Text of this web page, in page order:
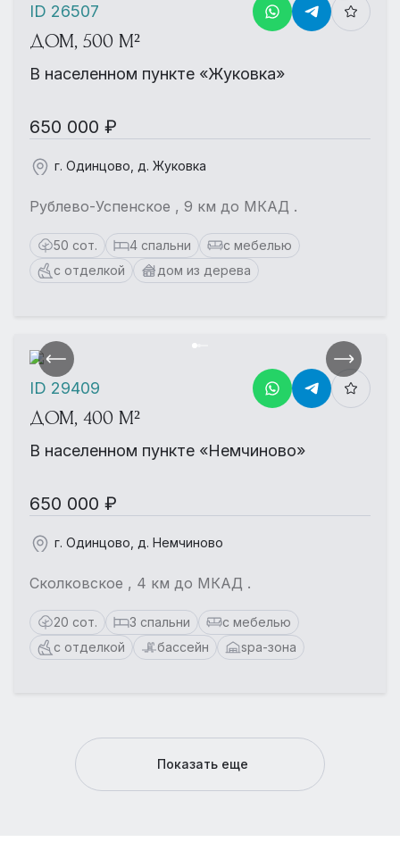
ДОМ, 500 М²
В населенном пункте «Жуковка»
650 000 ₽
г. Одинцово, д. Жуковка
Рублево-Успенское , 9 км до МКАД .
50 сот. 4 спальни
с мебелью
с отделкой
дом из дерева
ID 26507
ДОМ, 400 М²
В населенном пункте «Немчиново»
650 000 ₽
г. Одинцово, д. Немчиново
Сколковское , 4 км до МКАД .
20 сот. 3 спальни
с мебелью
с отделкой
бассейн spa-зона
ID 29409
Показать еще